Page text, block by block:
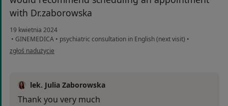
with Dr.zaborowska
19 kwietnia 2024
• GINEMEDICA • psychiatric consultation in English (next visit) •
w opinii użytkownika Y.W
zgłoś nadużycie
lek. Julia Zaborowska
Thank you very much